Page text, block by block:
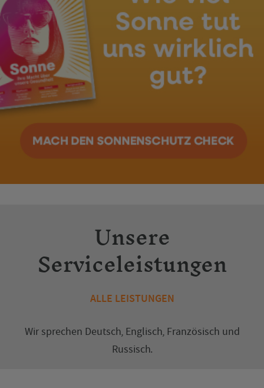
Unsere
Serviceleistungen
ALLE LEISTUNGEN
Wir sprechen Deutsch, Englisch, Französisch und
Russisch.